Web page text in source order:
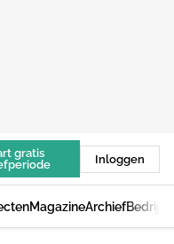
gratis
Inloggen
MagazineArchief